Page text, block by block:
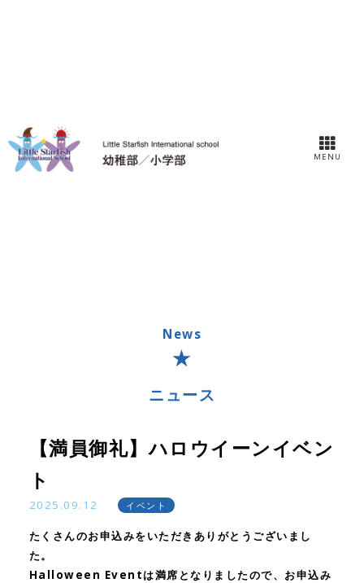
MENU
News
ニュース
【満員御礼】ハロウイーンイベン
ト
2025.09.12 イベント
たくさんのお申込みをいただきありがとうございまし
た。
Halloween Eventは満席となりましたので、お申込み